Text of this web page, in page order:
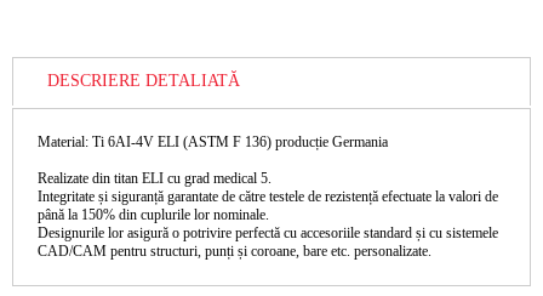
DESCRIERE DETALIATĂ
Material: Ti 6AI-4V ELI (ASTM F 136) producție Germania
Realizate din titan ELI cu grad medical 5.
Integritate și siguranță garantate de către testele de rezistență efectuate la valori de
până la 150% din cuplurile lor nominale.
Designurile lor asigură o potrivire perfectă cu accesoriile standard și cu sistemele
CAD/CAM pentru structuri, punți și coroane, bare etc. personalizate.